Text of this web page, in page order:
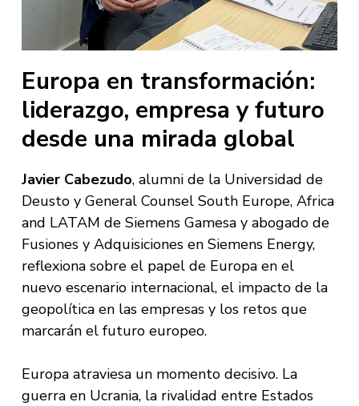
Europa en transformación:
liderazgo, empresa y futuro
desde una mirada global
Javier Cabezudo, alumni de la Universidad de
Deusto y General Counsel South Europe, Africa
and LATAM de Siemens Gamesa y abogado de
Fusiones y Adquisiciones en Siemens Energy,
reflexiona sobre el papel de Europa en el
nuevo escenario internacional, el impacto de la
geopolítica en las empresas y los retos que
marcarán el futuro europeo.
Europa atraviesa un momento decisivo. La
guerra en Ucrania, la rivalidad entre Estados